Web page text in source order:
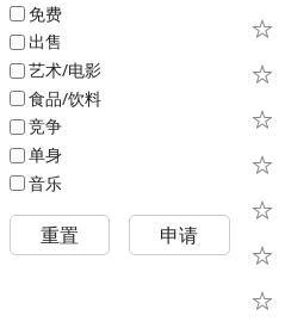
免费
出售
艺术/电影
食品/饮料
竞争
单身
音乐
重置 申请